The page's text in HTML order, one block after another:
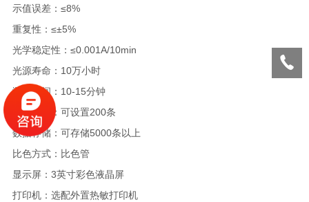
示值误差：≤8%
重复性：≤±5%
光学稳定性：≤0.001A/10min
光源寿命：10万小时
测量时间：10-15分钟
曲线数量：可设置200条
数据存储：可存储5000条以上
比色方式：比色管
显示屏：3英寸彩色液晶屏
打印机：选配外置热敏打印机